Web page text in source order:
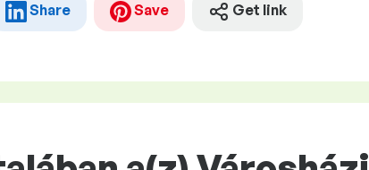
Share Save Get link